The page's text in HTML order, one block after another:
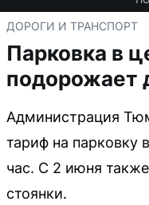
ДОРОГИ И ТРАНСПОРТ
Парковка в
подорожает
Администрация
тариф на парковку
час. С 2 июня
стоянки.